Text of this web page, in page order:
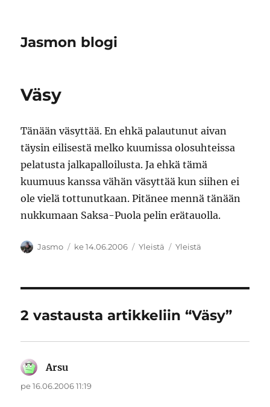
Jasmon blogi
Väsy
Tänään väsyttää. En ehkä palautunut aivan
täysin eilisestä melko kuumissa olosuhteissa
pelatusta jalkapalloilusta. Ja ehkä tämä
kuumuus kanssa vähän väsyttää kun siihen ei
ole vielä tottunutkaan. Pitänee mennä tänään
nukkumaan Saksa-Puola pelin erätauolla.
Kirjoittaja
Jasmo Julkaistu
ke 14.06.2006 Kategoriat
Yleistä Avainsanat
Yleistä
2 vastausta artikkeliin “Väsy”
Arsu
pe 16.06.2006 11:19